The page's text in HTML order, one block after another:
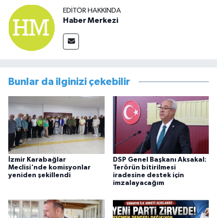
EDITÖR HAKKINDA
Haber Merkezi
Bunlar da ilginizi çekebilir
İzmir Karabağlar
Meclisi'nde komisyonlar
yeniden şekillendi
DSP Genel Başkanı Aksakal:
Terörün bitirilmesi
iradesine destek için
imzalayacağım